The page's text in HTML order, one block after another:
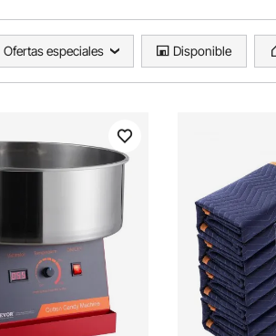
Ofertas especiales Disponible